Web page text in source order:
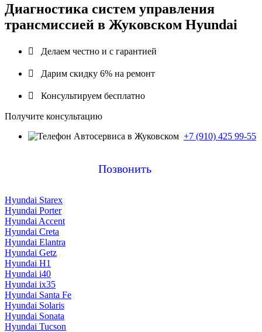
Диагностика систем управления
трансмиссией в Жуковском Hyundai
 Делаем честно и с гарантией
 Дарим скидку 6% на ремонт
 Консультируем бесплатно
Получите консультацию
+7 (910) 425 99-55
Позвонить
Hyundai Starex
Hyundai Porter
Hyundai Accent
Hyundai Creta
Hyundai Elantra
Hyundai Getz
Hyundai H1
Hyundai i40
Hyundai ix35
Hyundai Santa Fe
Hyundai Solaris
Hyundai Sonata
Hyundai Tucson